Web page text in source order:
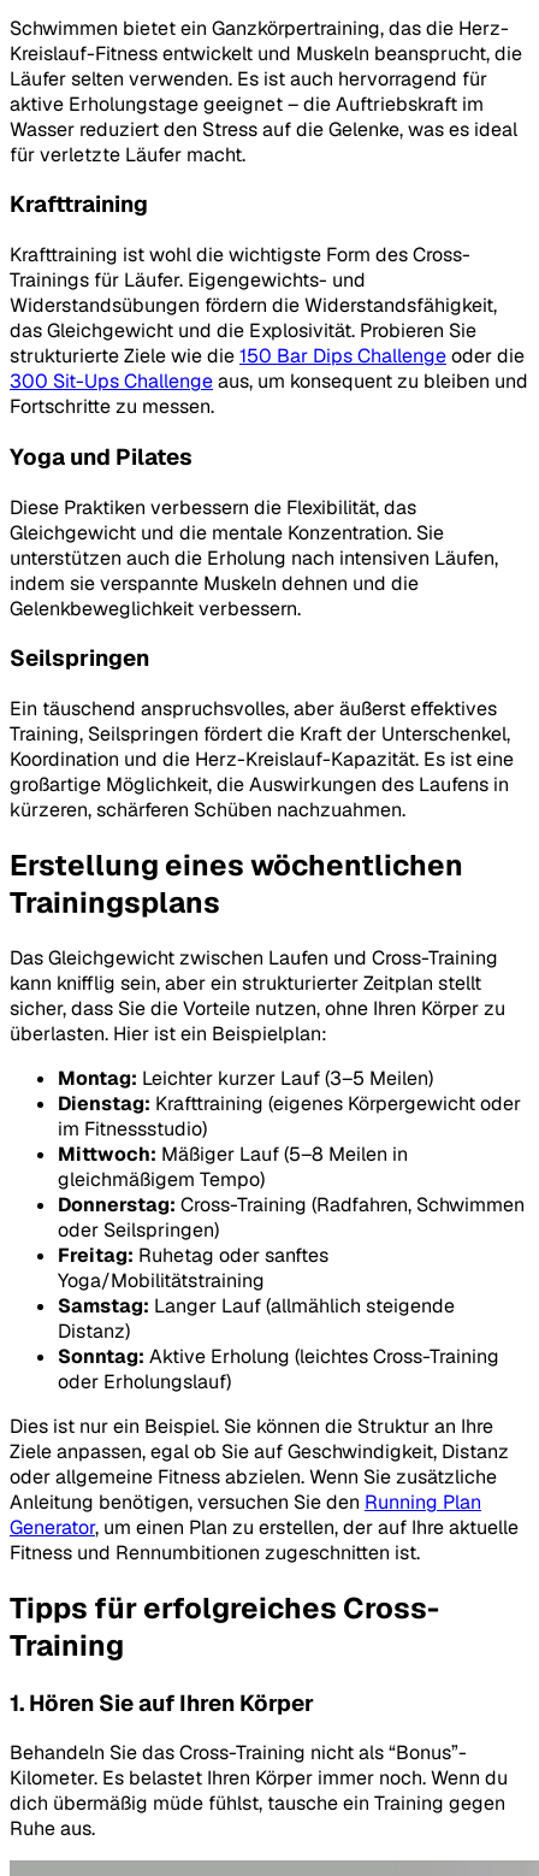
Schwimmen bietet ein Ganzkörpertraining, das die Herz-
Kreislauf-Fitness entwickelt und Muskeln beansprucht, die
Läufer selten verwenden. Es ist auch hervorragend für
aktive Erholungstage geeignet – die Auftriebskraft im
Wasser reduziert den Stress auf die Gelenke, was es ideal
für verletzte Läufer macht.
Krafttraining
Krafttraining ist wohl die wichtigste Form des Cross-
Trainings für Läufer. Eigengewichts- und
Widerstandsübungen fördern die Widerstandsfähigkeit,
das Gleichgewicht und die Explosivität. Probieren Sie
strukturierte Ziele wie die150 Bar Dips Challengeoder die
300 Sit-Ups Challengeaus, um konsequent zu bleiben und
Fortschritte zu messen.
Yoga und Pilates
Diese Praktiken verbessern die Flexibilität, das
Gleichgewicht und die mentale Konzentration. Sie
unterstützen auch die Erholung nach intensiven Läufen,
indem sie verspannte Muskeln dehnen und die
Gelenkbeweglichkeit verbessern.
Seilspringen
Ein täuschend anspruchsvolles, aber äußerst effektives
Training, Seilspringen fördert die Kraft der Unterschenkel,
Koordination und die Herz-Kreislauf-Kapazität. Es ist eine
großartige Möglichkeit, die Auswirkungen des Laufens in
kürzeren, schärferen Schüben nachzuahmen.
Erstellung eines wöchentlichen
Trainingsplans
Das Gleichgewicht zwischen Laufen und Cross-Training
kann knifflig sein, aber ein strukturierter Zeitplan stellt
sicher, dass Sie die Vorteile nutzen, ohne Ihren Körper zu
überlasten. Hier ist ein Beispielplan:
Montag: Leichter kurzer Lauf (3–5 Meilen)
Dienstag: Krafttraining (eigenes Körpergewicht oder
im Fitnessstudio)
Mittwoch: Mäßiger Lauf (5–8 Meilen in
gleichmäßigem Tempo)
Donnerstag: Cross-Training (Radfahren, Schwimmen
oder Seilspringen)
Freitag: Ruhetag oder sanftes
Yoga/Mobilitätstraining
Samstag: Langer Lauf (allmählich steigende
Distanz)
Sonntag: Aktive Erholung (leichtes Cross-Training
oder Erholungslauf)
Dies ist nur ein Beispiel. Sie können die Struktur an Ihre
Ziele anpassen, egal ob Sie auf Geschwindigkeit, Distanz
oder allgemeine Fitness abzielen. Wenn Sie zusätzliche
Anleitung benötigen, versuchen Sie den Running Plan
Generator, um einen Plan zu erstellen, der auf Ihre aktuelle
Fitness und Rennumbitionen zugeschnitten ist.
Tipps für erfolgreiches Cross-
Training
1. Hören Sie auf Ihren Körper
Behandeln Sie das Cross-Training nicht als “Bonus”-
Kilometer. Es belastet Ihren Körper immer noch. Wenn du
dich übermäßig müde fühlst, tausche ein Training gegen
Ruhe aus.